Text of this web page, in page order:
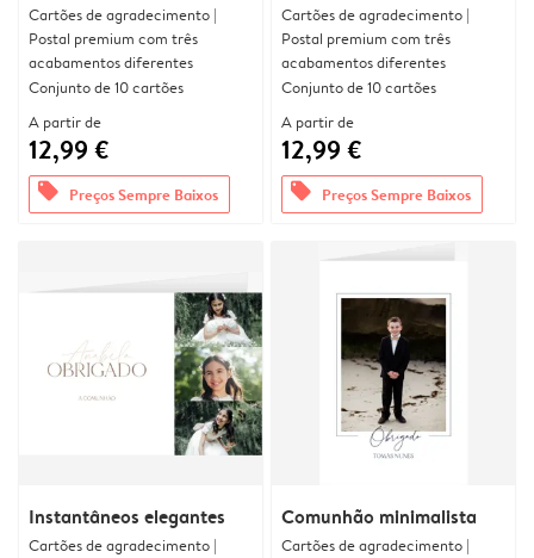
Cartões de agradecimento |
Postal premium com três
acabamentos diferentes
Conjunto de 10 cartões
A partir de
12,99 €
offers Preços Sempre Baixos
Cartões de agradecimento |
Postal premium com três
acabamentos diferentes
Conjunto de 10 cartões
A partir de
12,99 €
offers Preços Sempre Baixos
Instantâneos elegantes
Cartões de agradecimento |
Comunhão minimalista
Cartões de agradecimento |